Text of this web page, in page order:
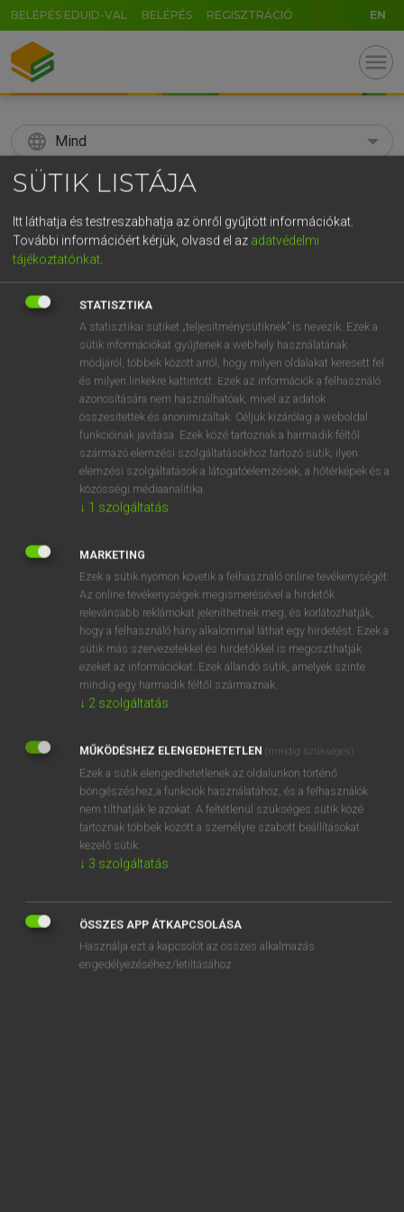
BELÉPÉS EDUID-VAL BELÉPÉS REGISZTRÁCIÓ EN
menu
language Mind
search
KERESÉS
Díjmentes angol szótár
kulcsfontosságú mn key(-)
⚲ kulcsfontosságúkeresése szótárainkban
DÍJMENTES ANGOL SZÓTÁR
kulcscsomó
kulcscsont
kulcsember
kulcsfontosságú
kulcshelyzet
SZOTAR.NET APPLIKÁCIÓ
ONLINE NYELVVIZSGA
SÜTIK LISTÁJA
Itt láthatja és testreszabhatja az önről gyűjtött információkat.
További információért kérjük, olvasd el az adatvédelmi
tájékoztatónkat
STATISZTIKA
A statisztikai sütiket „teljesítménysütiknek” is nevezik. Ezek a
sütik információkat gyűjtenek a webhely használatának
módjáról, többek között arról, hogy milyen oldalakat keresett fel
és milyen linkekre kattintott. Ezek az információk a felhasználó
azonosítására nem használhatóak, mivel az adatok
összesítettek és anonimizáltak. Céljuk kizárólag a weboldal
funkcióinak javítása. Ezek közé tartoznak a harmadik féltől
származó elemzési szolgáltatásokhoz tartozó sütik; ilyen
elemzési szolgáltatások a látogatóelemzések, a hőtérképek és a
közösségi médiaanalitika.
↓ 1 szolgáltatás
MARKETING
Ezek a sütik nyomon követik a felhasználó online tevékenységét.
Az online tevékenységek megismerésével a hirdetők
relevánsabb reklámokat jeleníthetnek meg, és korlátozhatják,
hogy a felhasználó hány alkalommal láthat egy hirdetést. Ezek a
sütik más szervezetekkel és hirdetőkkel is megoszthatják
ezeket az információkat. Ezek állandó sütik, amelyek szinte
mindig egy harmadik féltől származnak.
↓ 2 szolgáltatás
MŰKÖDÉSHEZ ELENGEDHETETLEN (mindig szükséges)
Ezek a sütik elengedhetetlenek az oldalunkon történő
böngészéshez,a funkciók használatához, és a felhasználók
nem tilthatják le azokat. A feltétlenül szükséges sütik közé
tartoznak többek között a személyre szabott beállításokat
kezelő sütik.
↓ 3 szolgáltatás
ÖSSZES APP ÁTKAPCSOLÁSA
Használja ezt a kapcsolót az összes alkalmazás
engedélyezéséhez/letiltásához.
GR
5 6 7 8 9 ö ü ó
r t z u i o p ő ú
k l ű
n m , . AltGr